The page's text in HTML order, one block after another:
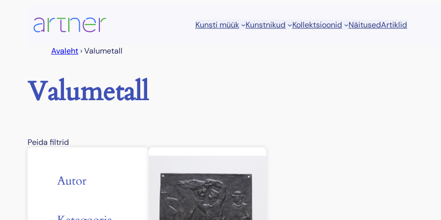
Kunsti müük Kunstnikud Kollektsioonid NäitusedArtiklid
Avaleht ›Valumetall
Valumetall
Peida filtrid
Autor